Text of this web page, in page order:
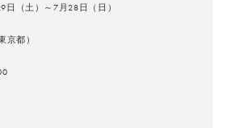
日（土）～7月28日（日）
京都）